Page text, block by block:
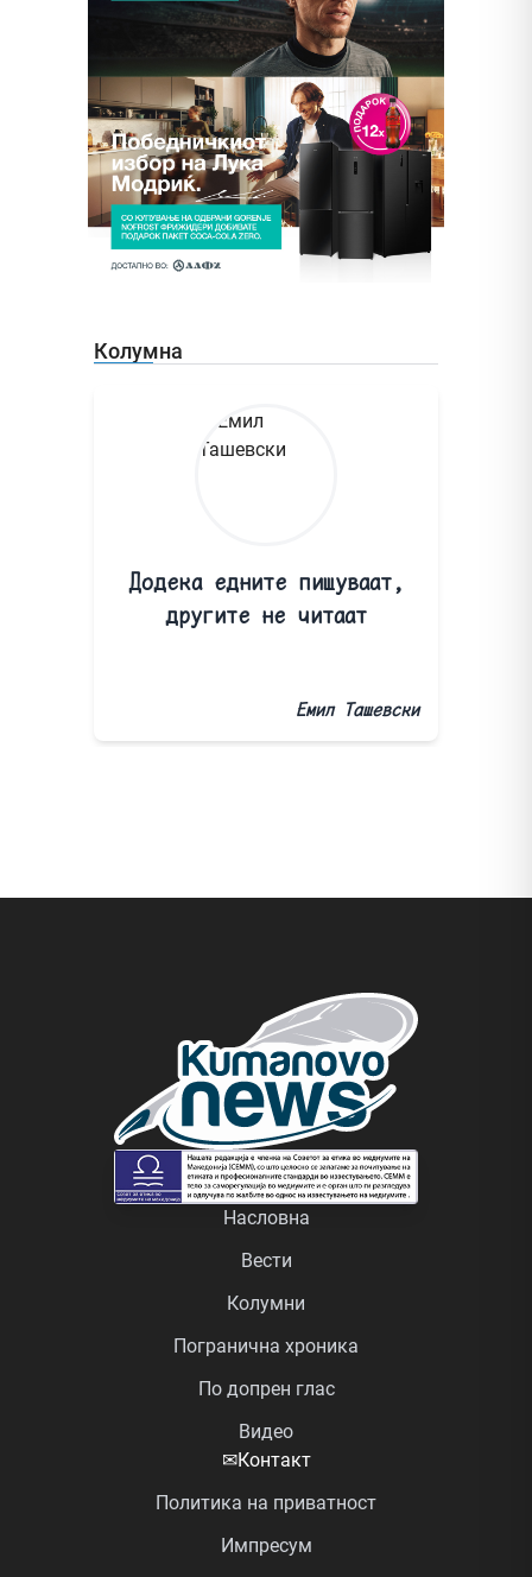
Колумна
Додека едните пишуваат,
другите не читаат
Емил Ташевски
Насловна
Вести
Колумни
Погранична хроника
По допрен глас
Видео
✉Контакт
Политика на приватност
Импресум